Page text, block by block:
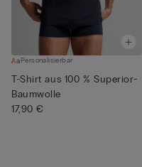
Personalisierbar
T-Shirt aus 100 % Superior-
Baumwolle
17,90 €